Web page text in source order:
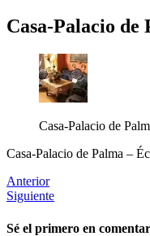
Casa-Palacio de
Casa-Palacio de
Casa-Palacio de Palma –
Anterior
Siguiente
Sé el primero en comentar